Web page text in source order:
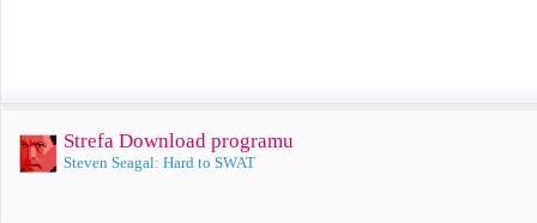
Strefa Download programu
Steven Seagal: Hard to SWAT